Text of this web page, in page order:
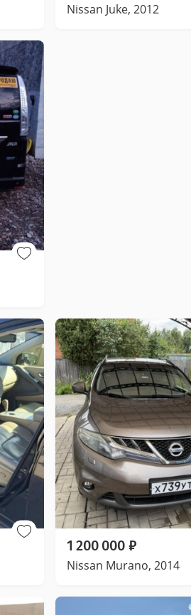
Nissan Juke, 2012
1 200 000 ₽
Nissan Murano, 2014